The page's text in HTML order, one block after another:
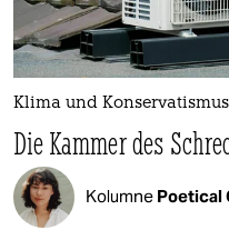
Klima und Konservatismus
Die Kammer des
Kolumne Poetical